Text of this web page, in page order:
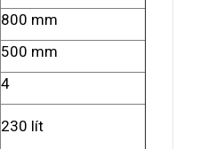
800 mm
500 mm
4
230 lít